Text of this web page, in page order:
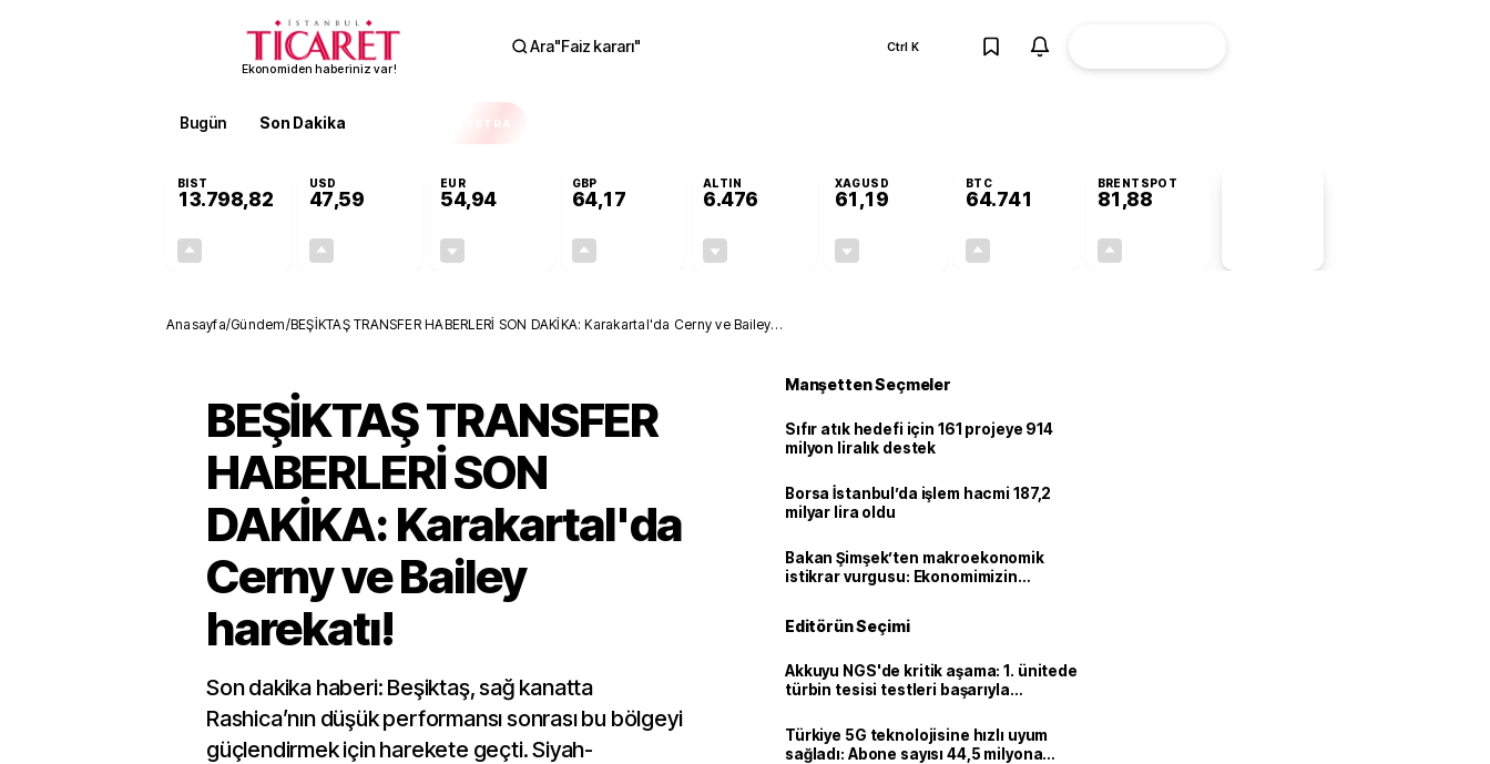
Ekonomiden haberiniz var!
Ara"Faiz kararı" Ctrl K
Bugün Son Dakika EKSTRA
BIST
13.798,82
USD
47,59
EUR
54,94
GBP
64,17
ALTIN
6.476
XAGUSD
61,19
BTC
64.741
BRENTSPOT
81,88
Anasayfa/Gündem/BEŞİKTAŞ TRANSFER HABERLERİ SON DAKİKA: Karakartal'da Cerny ve Bailey
BEŞİKTAŞ TRANSFER
HABERLERİ SON
DAKİKA: Karakartal'da
Cerny ve Bailey
harekatı!
Son dakika haberi: Beşiktaş, sağ kanatta
Rashica’nın düşük performansı sonrası bu bölgeyi
güçlendirmek için harekete geçti. Siyah-
Manşetten Seçmeler
Sıfır atık hedefi için 161 projeye 914
milyon liralık destek
Borsa İstanbul’da işlem hacmi 187,2
milyar lira oldu
Bakan Şimşek’ten makroekonomik
istikrar vurgusu: Ekonomimizin
Editörün Seçimi
Akkuyu NGS'de kritik aşama: 1. ünitede
türbin tesisi testleri başarıyla
Türkiye 5G teknolojisine hızlı uyum
sağladı: Abone sayısı 44,5 milyona